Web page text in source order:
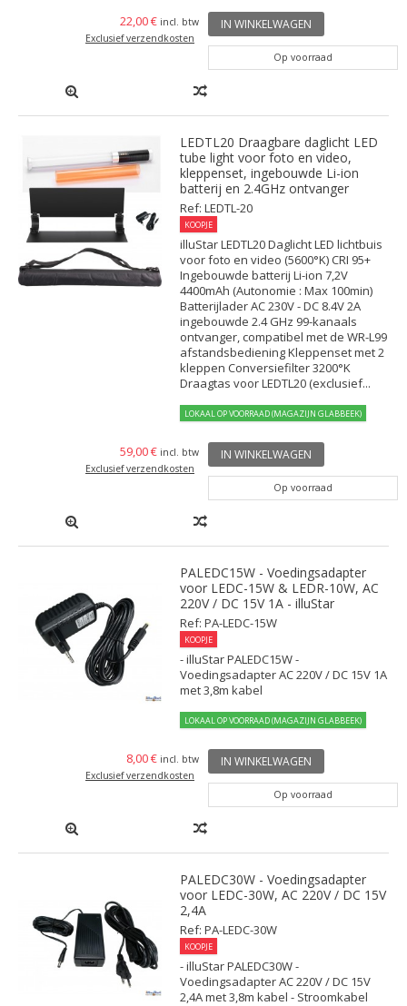
22,00 € incl. btw
Exclusief verzendkosten
IN WINKELWAGEN
Op voorraad
LEDTL20 Draagbare daglicht LED
tube light voor foto en video,
kleppenset, ingebouwde Li-ion
batterij en 2.4GHz ontvanger
Ref: LEDTL-20
KOOPJE
illuStar LEDTL20 Daglicht LED lichtbuis
voor foto en video (5600°K) CRI 95+
Ingebouwde batterij Li-ion 7,2V
4400mAh (Autonomie : Max 100min)
Batterijlader AC 230V - DC 8.4V 2A
ingebouwde 2.4 GHz 99-kanaals
ontvanger, compatibel met de WR-L99
afstandsbediening Kleppenset met 2
kleppen Conversiefilter 3200°K
Draagtas voor LEDTL20 (exclusief...
LOKAAL OP VOORRAAD (MAGAZIJN GLABBEEK)
59,00 € incl. btw
Exclusief verzendkosten
IN WINKELWAGEN
Op voorraad
PALEDC15W - Voedingsadapter
voor LEDC-15W & LEDR-10W, AC
220V / DC 15V 1A - illuStar
Ref: PA-LEDC-15W
KOOPJE
- illuStar PALEDC15W -
Voedingsadapter AC 220V / DC 15V 1A
met 3,8m kabel
LOKAAL OP VOORRAAD (MAGAZIJN GLABBEEK)
8,00 € incl. btw
Exclusief verzendkosten
IN WINKELWAGEN
Op voorraad
PALEDC30W - Voedingsadapter
voor LEDC-30W, AC 220V / DC 15V
2,4A
Ref: PA-LEDC-30W
KOOPJE
- illuStar PALEDC30W -
Voedingsadapter AC 220V / DC 15V
2,4A met 3,8m kabel - Stroomkabel